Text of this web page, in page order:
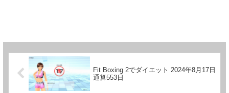
Fit Boxing 2でダイエット 2024年8月17日
通算553日